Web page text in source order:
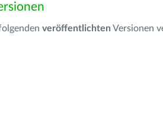
veröffentlichten Versionen